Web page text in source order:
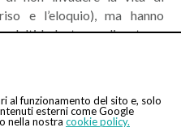
al funzionamento del sito e, solo
esterni come Google
nella nostra cookie policy.
e l’eloquio), ma hanno
adulti la lentezza diventa un
strumenti diagnostici ha
delle conoscenze mediche
state messe a punto